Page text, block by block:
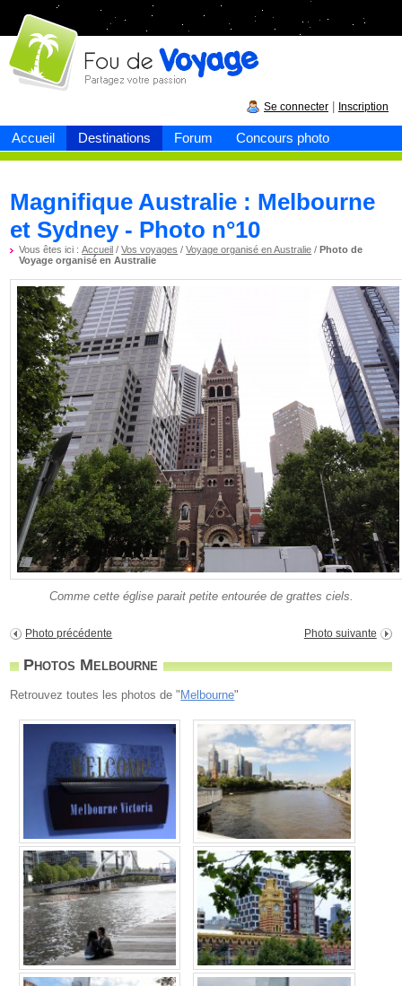
Accueil Destinations Forum Concours photo
Fou devoyage
Se connecter Inscription
Magnifique Australie : Melbourne
et Sydney - Photo n°10
Vous êtes ici :Accueil /Vos voyages /Voyage organisé en Australie /Photo de
Voyage organisé en Australie
Comme cette église parait petite entourée de grattes ciels.
Photo précédente Photo suivante
Photos Melbourne
Retrouvez toutes les photos de " Melbourne"